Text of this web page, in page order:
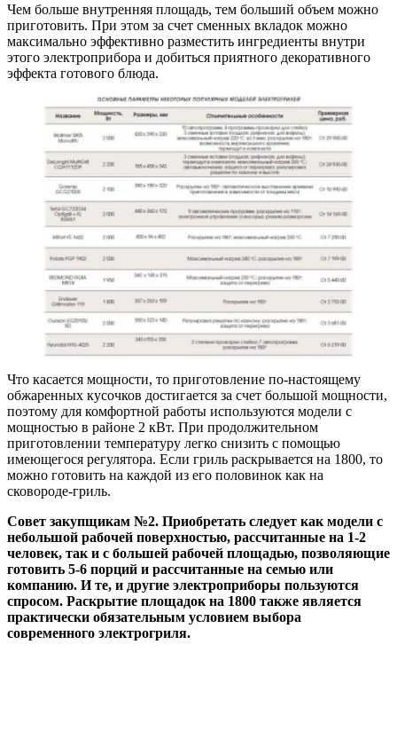
Чем больше внутренняя площадь, тем больший объем можно
приготовить. При этом за счет сменных вкладок можно
максимально эффективно разместить ингредиенты внутри
этого электроприбора и добиться приятного декоративного
эффекта готового блюда.
Что касается мощности, то приготовление по-настоящему
обжаренных кусочков достигается за счет большой мощности,
поэтому для комфортной работы используются модели с
мощностью в районе 2 кВт. При продолжительном
приготовлении температуру легко снизить с помощью
имеющегося регулятора. Если гриль раскрывается на 1800, то
можно готовить на каждой из его половинок как на
сковороде-гриль.
Совет закупщикам №2. Приобретать следует как модели с
небольшой рабочей поверхностью, рассчитанные на 1-2
человек, так и с большей рабочей площадью, позволяющие
готовить 5-6 порций и рассчитанные на семью или
компанию. И те, и другие электроприборы пользуются
спросом. Раскрытие площадок на 1800 также является
практически обязательным условием выбора
современного электрогриля.